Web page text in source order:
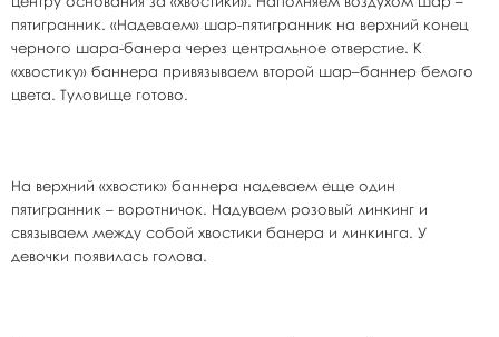
пятигранник. «Надеваем» шар-пятигранник на верхний конец
черного шара-банера через центральное отверстие. К
«хвостику» баннера привязываем второй шар–баннер белого
цвета. Туловище готово.
На верхний «хвостик» баннера надеваем еще один
пятигранник – воротничок. Надуваем розовый линкинг и
связываем между собой хвостики банера и линкинга. У
девочки появилась голова.